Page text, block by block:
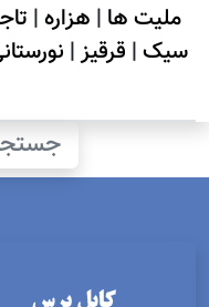
ملیت ها | هزاره|
سیک| قرقیز|